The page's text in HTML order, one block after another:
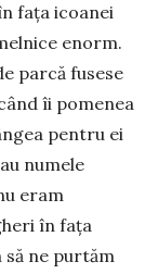
fața icoa­nei
enorm.
parcă fusese
îi pomenea
pentru ei
numele
eram
în fața
să ne purtăm